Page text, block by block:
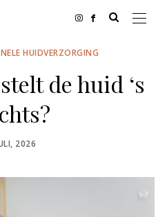
HUIDVERZORGING
de huid ‘s
2026